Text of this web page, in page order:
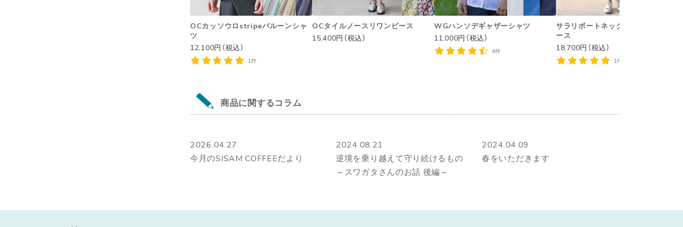
OCカッソウロstripeバルーンシャ
ツ
12,100円（税込）
1件
OCタイルノースリワンピース
15,400円（税込）
WGハンソデギャザーシャツ
11,000円（税込）
4件
サラリボートネックノースリワンピ
ース
18,700円（税込）
1件
商品に関するコラム
2026.04.27
今月のSISAM COFFEEだより
2024.08.21
逆境を乗り越えて守り続けるもの
～スワガタさんのお話 後編～
2024.04.09
春をいただきます